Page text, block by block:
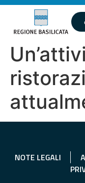
NOTE LEGALI